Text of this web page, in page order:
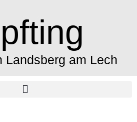
Landsberg am Lech